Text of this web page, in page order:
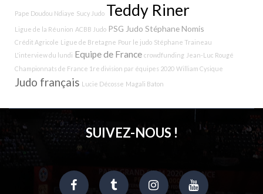
Pape Doudou Ndiaye Sucy Judo Teddy Riner
Ligue de la Réunion ACBB Judo PSG Judo Stéphane Nomis
Crédit Agricole Ligue de Bretagne Pour le judo Stéphane Traineau
L'interview du lundi Equipe de France crowdfunding Jean-Luc Rougé
Championnats de France 1re division par équipes 2020 William Cysique
Judo français Lucie Décosse Magali Baton
SUIVEZ-NOUS !